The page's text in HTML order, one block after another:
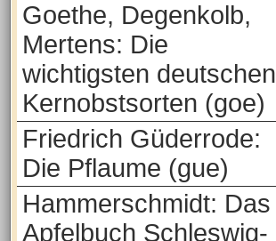
Goethe, Degenkolb,
Mertens: Die
wichtigsten deutschen
Kernobstsorten (goe)
Friedrich Güderrode:
Die Pflaume (gue)
Hammerschmidt: Das
Apfelbuch Schleswig-